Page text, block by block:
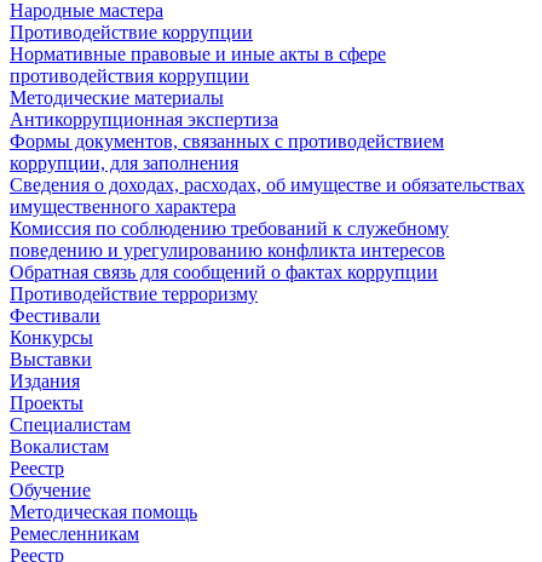
Народные мастера
Противодействие коррупции
Нормативные правовые и иные акты в сфере
противодействия коррупции
Методические материалы
Антикоррупционная экспертиза
Формы документов, связанных с противодействием
коррупции, для заполнения
Сведения о доходах, расходах, об имуществе и обязательствах
имущественного характера
Комиссия по соблюдению требований к служебному
поведению и урегулированию конфликта интересов
Обратная связь для сообщений о фактах коррупции
Противодействие терроризму
Фестивали
Конкурсы
Выставки
Издания
Проекты
Специалистам
Вокалистам
Реестр
Обучение
Методическая помощь
Ремесленникам
Реестр